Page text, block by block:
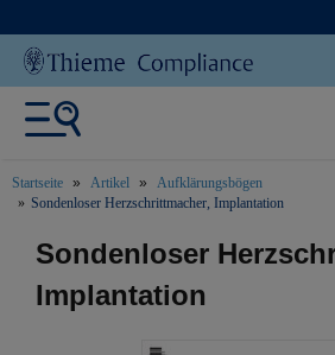
Startseite Artikel
Aufklärungsbögen
Sondenloser Herzschrittmacher, Implantation
text.skipToContent
text.skipToNavigation
Sondenloser
Implantation